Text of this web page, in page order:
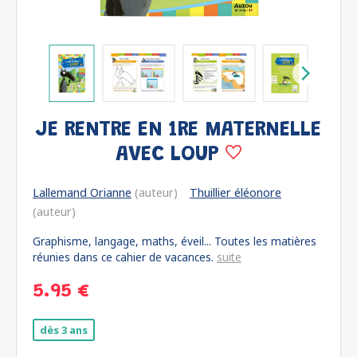
JE RENTRE EN 1RE MATERNELLE
AVEC LOUP
Lallemand Orianne (auteur)
Thuillier éléonore
(auteur)
Graphisme, langage, maths, éveil... Toutes les matières
réunies dans ce cahier de vacances. suite
5.95 €
dès 3 ans